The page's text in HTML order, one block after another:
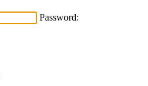
Password: